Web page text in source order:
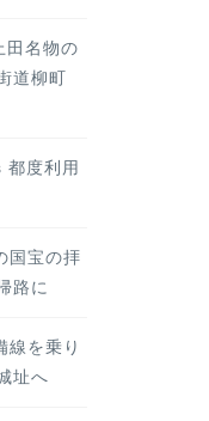
田名物の
道柳町
都度利用
国宝の拝
路に
を乗り
址へ